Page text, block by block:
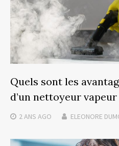
Quels sont les
d’un nettoyeur
2 ANS AGO ELEONORE